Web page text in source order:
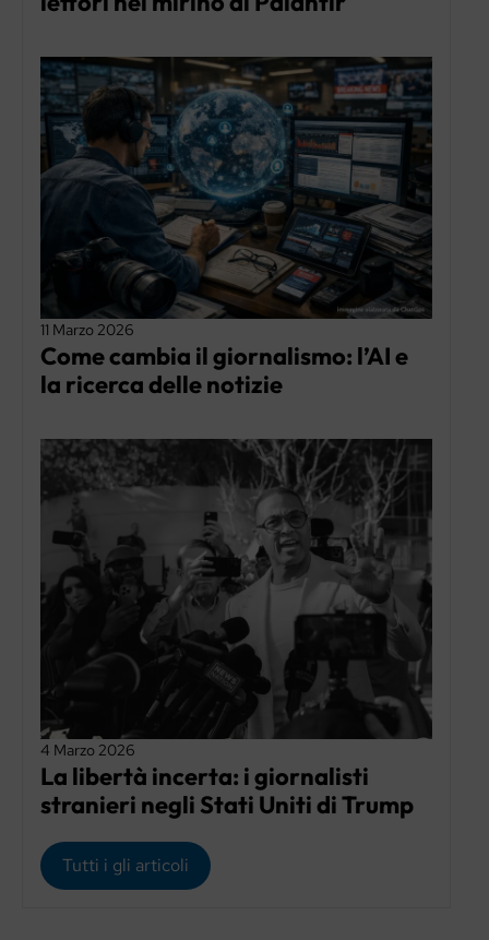
11 Marzo 2026
Come cambia il giornalismo: l’AI e
la ricerca delle notizie
4 Marzo 2026
La libertà incerta: i giornalisti
stranieri negli Stati Uniti di Trump
Tutti i gli articoli